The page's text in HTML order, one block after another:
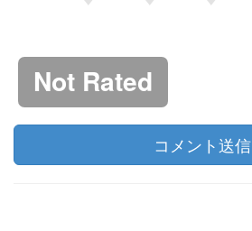
Not Rated
コメント送信